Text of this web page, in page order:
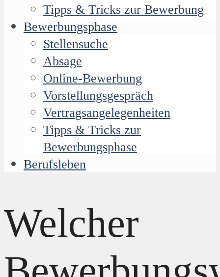
Tipps & Tricks zur Bewerbung
Bewerbungsphase
Stellensuche
Absage
Online-Bewerbung
Vorstellungsgespräch
Vertragsangelegenheiten
Tipps & Tricks zur
Bewerbungsphase
Berufsleben
Welcher